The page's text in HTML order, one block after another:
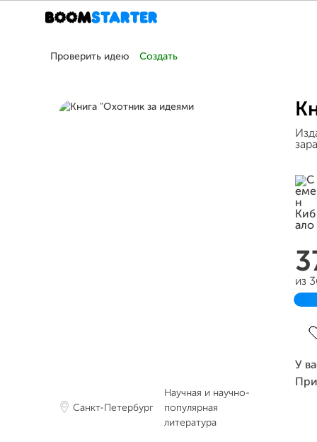
Проверить идею Создать
Санкт-Петербург
Научная и научно-
популярная
литература
из
У